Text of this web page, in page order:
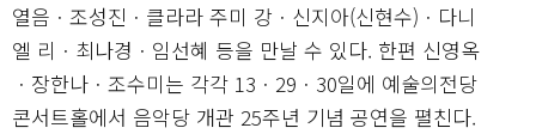
열음ㆍ조성진ㆍ클라라 주미 강ㆍ신지아(신현수)ㆍ다니
엘 리ㆍ최나경ㆍ임선혜 등을 만날 수 있다. 한편 신영옥
ㆍ장한나ㆍ조수미는 각각 13ㆍ29ㆍ30일에 예술의전당
콘서트홀에서 음악당 개관 25주년 기념 공연을 펼친다.